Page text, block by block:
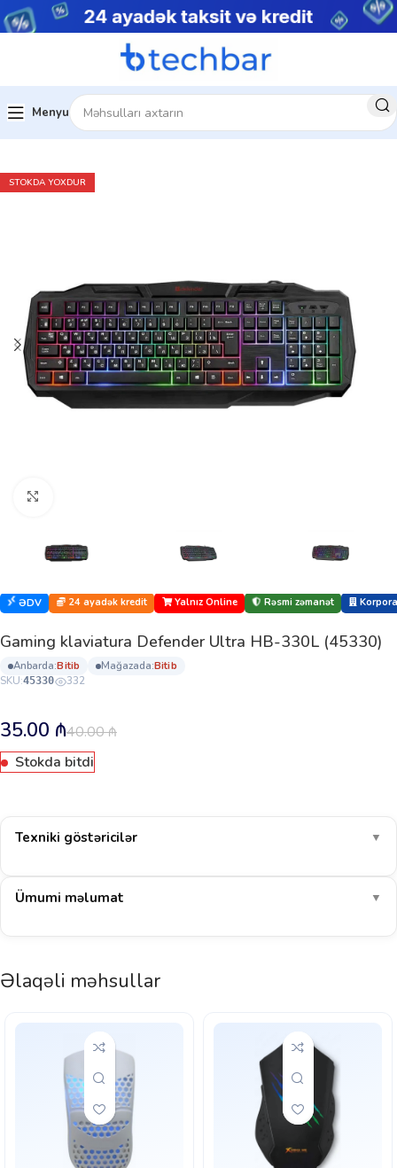
Menyu
Ev Kompüter aksesuarları
STOKDA YOXDUR
ƏDV 24 ayadək kredit Yalnız Online Rəsmi zəmanət
Gaming klaviatura Defender Ultra HB-330L (45330)
anbarda: bi̇ti̇b mağazada: bi̇ti̇b
SKU:45330 332
40.00₼
35.00 ₼
Stokda bitdi
Texniki göstəricilər ▼
Ümumi məlumat ▼
Əlaqəli məhsullar